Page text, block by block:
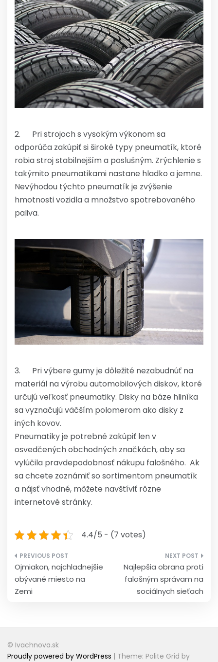
2. Pri strojoch s vysokým výkonom sa
odporúča zakúpiť si široké typy pneumatík, ktoré
robia stroj stabilnejším a poslušným. Zrýchlenie s
takýmito pneumatikami nastane hladko a jemne.
Nevýhodou týchto pneumatík je zvýšenie
hmotnosti vozidla a množstvo spotrebovaného
paliva.
3. Pri výbere gumy je dôležité nezabudnúť na
materiál na výrobu automobilových diskov, ktoré
určujú veľkosť pneumatiky. Disky na báze hliníka
sa vyznačujú väčším polomerom ako disky z
iných kovov.
Pneumatiky je potrebné zakúpiť len v
osvedčených obchodných značkách, aby sa
vylúčila pravdepodobnosť nákupu falošného. Ak
sa chcete zoznámiť so sortimentom pneumatík
a nájsť vhodné, môžete navštíviť rôzne
internetové stránky.
4.4/5 - (7 votes)
Navigácia
v
článku
Ojmiakon, najchladnejšie
obývané miesto na
Zemi
Najlepšia obrana proti
falošným správam na
sociálnych sieťach
© Ivachnova.sk
Proudly powered by WordPress | Theme: Polite Grid by